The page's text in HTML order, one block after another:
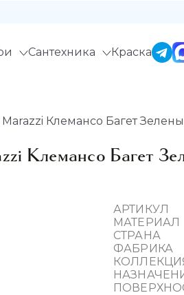
Сантехника Краска
Клемансо Багет
Клемансо Багет
АРТИКУЛ
МАТЕРИАЛ
СТРАНА
ФАБРИКА